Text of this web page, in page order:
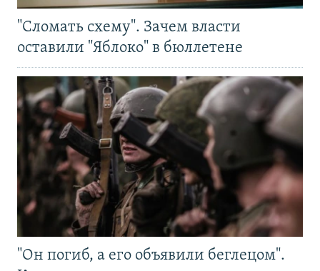
"Сломать схему". Зачем власти
оставили "Яблоко" в бюллетене
"Он погиб, а его объявили беглецом".